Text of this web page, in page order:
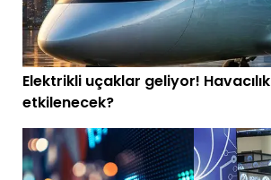
Elektrikli uçaklar geliyor!
etkilenecek?